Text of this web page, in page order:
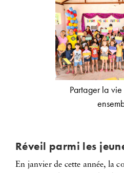
Partager la
Réveil parmi les
En janvier de cette année, la